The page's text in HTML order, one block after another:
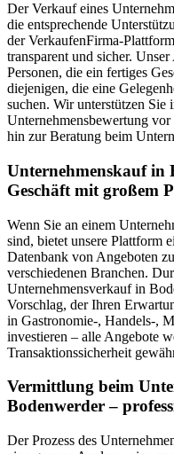
Der Verkauf eines
die entsprechende
der VerkaufenFirma-
transparent und sicher.
Personen, die ein fertiges
diejenigen, die eine
suchen. Wir unterstützen Sie
Unternehmensbewertung
hin zur Beratung beim
Unternehmenskauf in
Geschäft mit großem
Wenn Sie an einem
sind, bietet unsere Plattform
Datenbank von Angeboten
verschiedenen Branchen.
Unternehmensverkauf in
Vorschlag, der Ihren
in Gastronomie-, Handels-,
investieren – alle Angebote
Transaktionssicherheit
Vermittlung beim
Bodenwerder –
Der Prozess des